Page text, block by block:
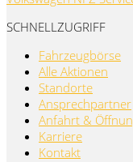
SCHNELLZUGRIFF
Fahrzeugbörse
Alle Aktionen
Standorte
Ansprechpartner
Anfahrt &
Karriere
Kontakt